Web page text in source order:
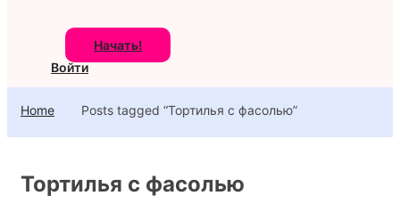
Начать!
Войти
Home Posts tagged “Тортилья с фасолью”
Тортилья с фасолью